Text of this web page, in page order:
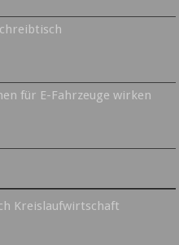
für E-Fahrzeuge wirken
Kreislaufwirtschaft